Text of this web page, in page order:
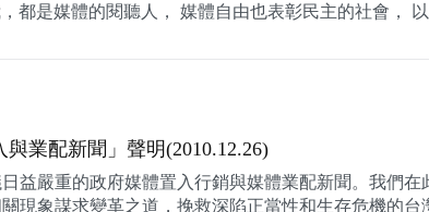
都是媒體的閱聽人， 媒體自由也表彰民主的社會，
業配新聞」聲明(2010.12.26)
益嚴重的政府媒體置入行銷與媒體業配新聞。我們在
現象謀求變革之道，挽救深陷正當性和生存危機的台